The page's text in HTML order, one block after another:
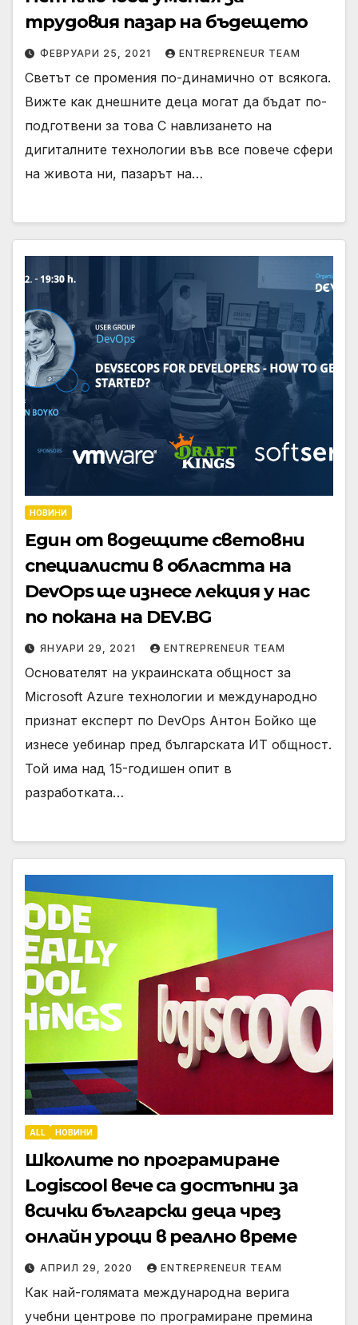
трудовия пазар на бъдещето
ФЕВРУАРИ 25, 2021 ENTREPRENEUR TEAM
Светът се промения по-динамично от всякога.
Вижте как днешните деца могат да бъдат по-
подготвени за това С навлизането на
дигиталните технологии във все повече сфери
на живота ни, пазарът на…
НОВИНИ
Един от водещите световни
специалисти в областта на
DevOps ще изнесе лекция у нас
по покана на DEV.BG
ЯНУАРИ 29, 2021 ENTREPRENEUR TEAM
Основателят на украинската общност за
Microsoft Azure технологии и международно
признат експерт по DevOps Антон Бойко ще
изнесе уебинар пред българската ИТ общност.
Той има над 15-годишен опит в
разработката…
ALL НОВИНИ
Школите по програмиране
Logiscool вече са достъпни за
всички български деца чрез
онлайн уроци в реално време
АПРИЛ 29, 2020 ENTREPRENEUR TEAM
Как най-голямата международна верига
учебни центрове по програмиране премина